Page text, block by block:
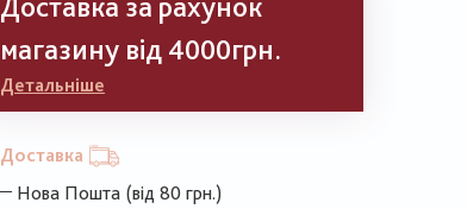
магазину від 4000грн.
Детальніше
Доставка
Нова Пошта (від 80 грн.)